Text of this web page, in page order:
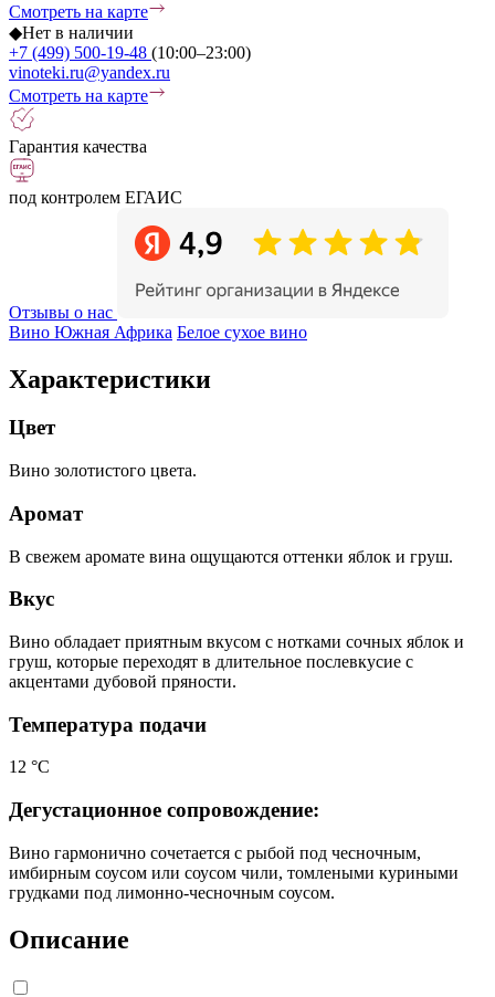
Смотреть на карте
◆Нет в наличии
+7 (499) 500-19-48 (10:00–23:00)
vinoteki.ru@yandex.ru
Смотреть на карте
Гарантия качества
под контролем ЕГАИС
Отзывы о нас
Вино Южная Африка Белое сухое вино
Характеристики
Цвет
Вино золотистого цвета.
Аромат
В свежем аромате вина ощущаются оттенки яблок и груш.
Вкус
Вино обладает приятным вкусом с нотками сочных яблок и
груш, которые переходят в длительное послевкусие с
акцентами дубовой пряности.
Температура подачи
12 °С
Дегустационное сопровождение:
Вино гармонично сочетается с рыбой под чесночным,
имбирным соусом или соусом чили, томлеными куриными
грудками под лимонно-чесночным соусом.
Описание